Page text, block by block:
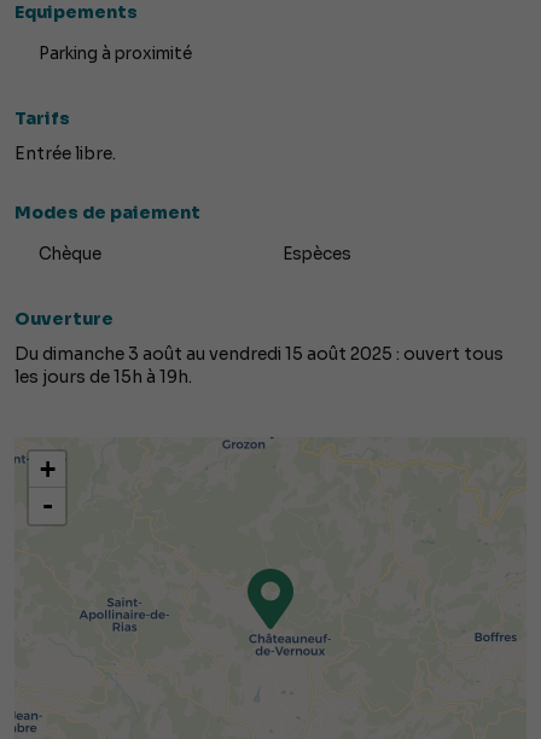
Equipements
Parking à proximité
Tarifs
Entrée libre.
Modes de paiement
Chèque Espèces
Ouverture
Du dimanche 3 août au vendredi 15 août 2025 : ouvert tous
les jours de 15h à 19h.
+
-